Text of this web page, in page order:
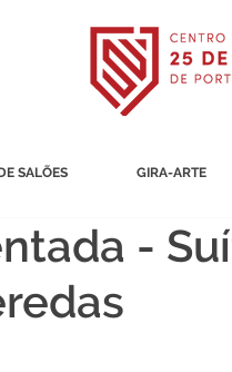
SALÕES GIRA-ARTE
-